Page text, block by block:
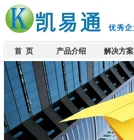
首 页 产品介绍 解决方案